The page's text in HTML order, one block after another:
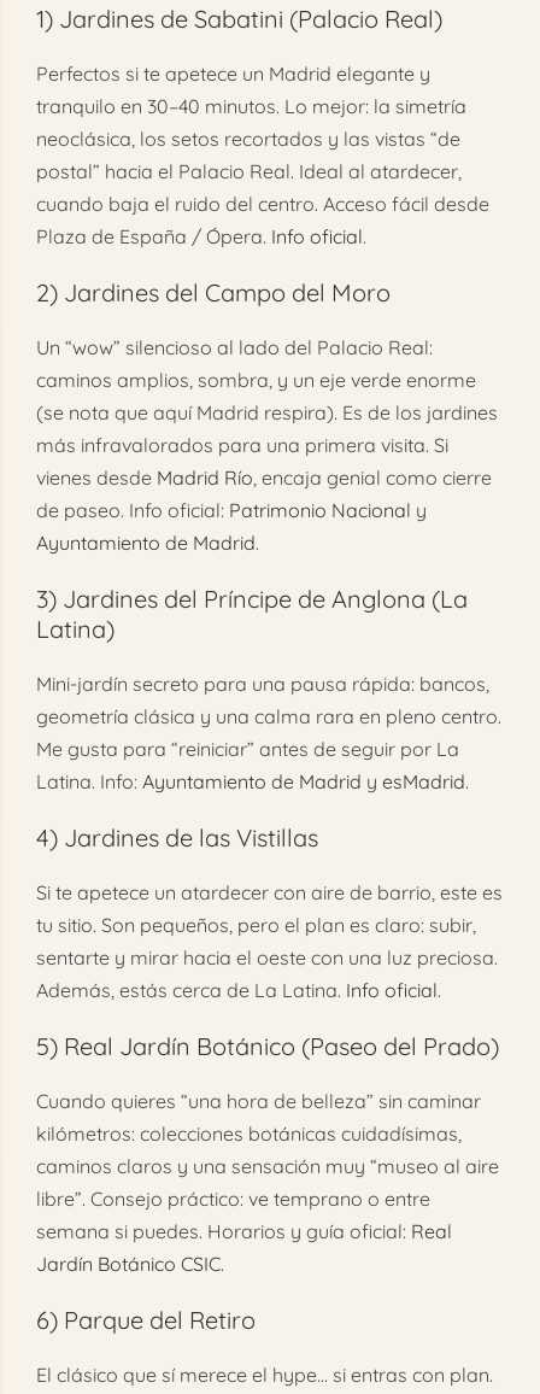
1) Jardines de Sabatini (Palacio Real)
Perfectos si te apetece un Madrid elegante y
tranquilo en 30–40 minutos. Lo mejor: la simetría
neoclásica, los setos recortados y las vistas “de
postal” hacia el Palacio Real. Ideal al atardecer,
cuando baja el ruido del centro. Acceso fácil desde
Plaza de España / Ópera. Info oficial.
2) Jardines del Campo del Moro
Un “wow” silencioso al lado del Palacio Real:
caminos amplios, sombra, y un eje verde enorme
(se nota que aquí Madrid respira). Es de los jardines
más infravalorados para una primera visita. Si
vienes desde Madrid Río, encaja genial como cierre
de paseo. Info oficial: Patrimonio Nacional y
Ayuntamiento de Madrid.
3) Jardines del Príncipe de Anglona (La
Latina)
Mini-jardín secreto para una pausa rápida: bancos,
geometría clásica y una calma rara en pleno centro.
Me gusta para “reiniciar” antes de seguir por La
Latina. Info: Ayuntamiento de Madrid y esMadrid.
4) Jardines de las Vistillas
Si te apetece un atardecer con aire de barrio, este es
tu sitio. Son pequeños, pero el plan es claro: subir,
sentarte y mirar hacia el oeste con una luz preciosa.
Además, estás cerca de La Latina. Info oficial.
5) Real Jardín Botánico (Paseo del Prado)
Cuando quieres “una hora de belleza” sin caminar
kilómetros: colecciones botánicas cuidadísimas,
caminos claros y una sensación muy “museo al aire
libre”. Consejo práctico: ve temprano o entre
semana si puedes. Horarios y guía oficial: Real
Jardín Botánico CSIC.
6) Parque del Retiro
El clásico que sí merece el hype… si entras con plan.